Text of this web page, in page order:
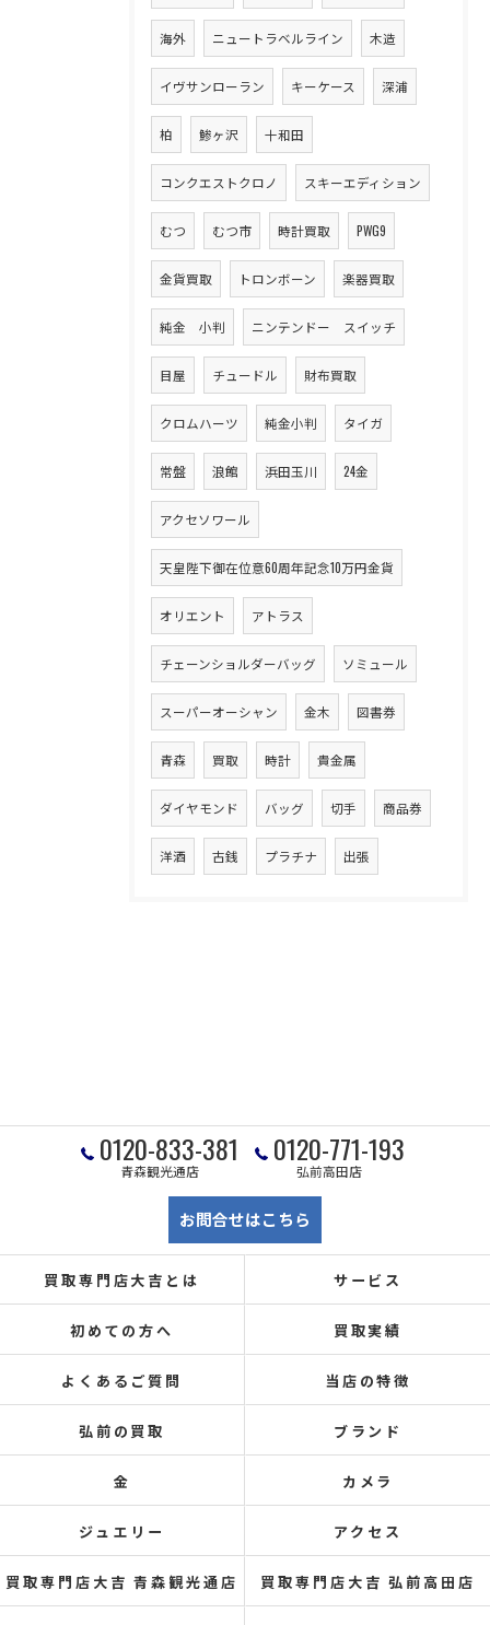
海外 ニュートラベルライン 木造
イヴサンローラン キーケース 深浦
柏 鯵ヶ沢 十和田
コンクエストクロノ スキーエディション
むつ むつ市 時計買取 PWG9
金貨買取 トロンボーン 楽器買取
純金 小判 ニンテンドー スイッチ
目屋 チュードル 財布買取
クロムハーツ 純金小判 タイガ
常盤 浪館 浜田玉川 24金
アクセソワール
天皇陛下御在位意60周年記念10万円金貨
オリエント アトラス
チェーンショルダーバッグ ソミュール
スーパーオーシャン 金木 図書券
青森 買取 時計 貴金属
ダイヤモンド バッグ 切手 商品券
洋酒 古銭 プラチナ 出張
0120-833-381
青森観光通店
0120-771-193
弘前高田店
お問合せはこちら
買取専門店大吉とは サービス
初めての方へ 買取実績
よくあるご質問 当店の特徴
弘前の買取 ブランド
金 カメラ
ジュエリー アクセス
買取専門店大吉 青森観光通店 買取専門店大吉 弘前高田店